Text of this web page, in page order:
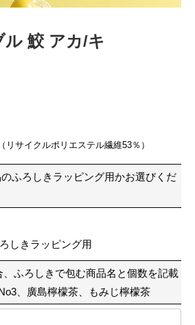
鮫 アカ/キ
サイクルポリエステル繊維53％）
ふろしきラッピング用かお選びくだ
しきラッピング用
ふろしきで包む商品名と個数を記載
、廣島檸檬茶、もみじ檸檬茶